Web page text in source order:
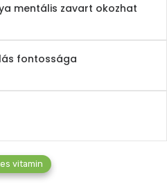
mentális zavart okozhat
fontossága
vitamin